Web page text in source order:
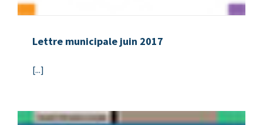
Lettre municipale juin 2017
[...]